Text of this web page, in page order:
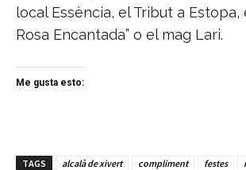
local Essència, el Tribut a Estopa,
Rosa Encantada” o el mag Lari.
Me gusta esto:
TAGS alcalà de xivert compliment festes